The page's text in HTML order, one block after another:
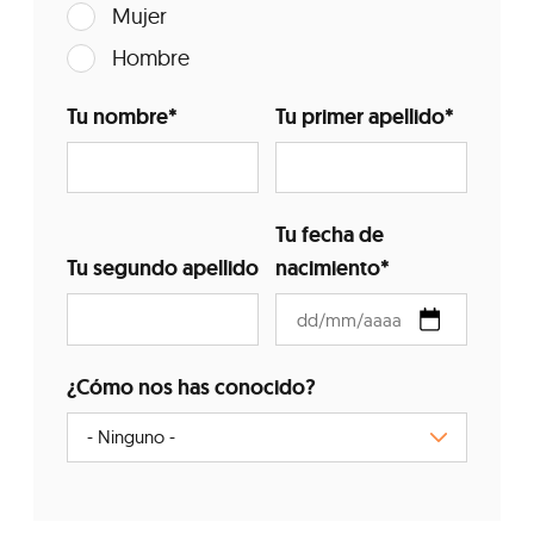
Mujer
Hombre
Tu nombre* Tu primer apellido*
Tu segundo apellido
Tu fecha de
nacimiento*
¿Cómo nos has conocido?